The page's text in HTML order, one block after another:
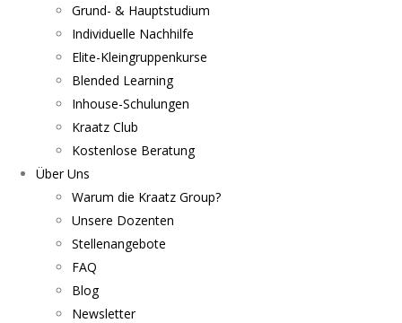
Grund- & Hauptstudium
Individuelle Nachhilfe
Elite-Kleingruppenkurse
Blended Learning
Inhouse-Schulungen
Kraatz Club
Kostenlose Beratung
Über Uns
Warum die Kraatz Group?
Unsere Dozenten
Stellenangebote
FAQ
Blog
Newsletter